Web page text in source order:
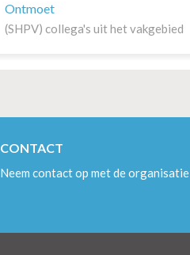
Ontmoet
(SHPV) collega's uit het vakgebied
CONTACT
Neem contact op met de organisatie